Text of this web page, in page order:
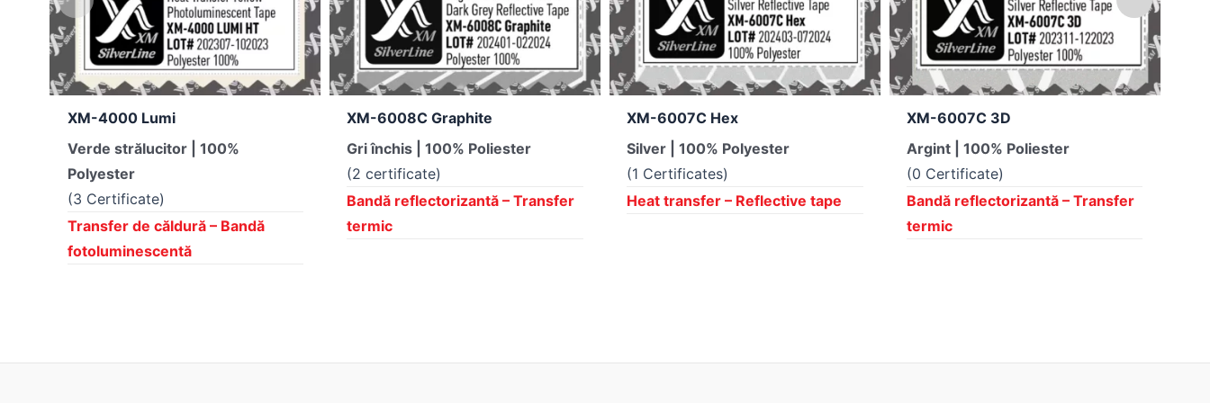
XM-4000 Lumi
Verde strălucitor | 100%
Polyester
(3 Certificate)
Transfer de căldură – Bandă
fotoluminescentă
XM-6008C Graphite
Gri închis | 100% Poliester
(2 certificate)
Bandă reflectorizantă – Transfer
termic
XM-6007C Hex
Silver | 100% Polyester
(1 Certificates)
Heat transfer – Reflective tape
XM-6007C 3D
Argint | 100% Poliester
(0 Certificate)
Bandă reflectorizantă – Transfer
termic